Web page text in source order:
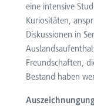
eine intensive
Kuriositäten,
Diskussionen in
Freundschaften,
Bestand haben